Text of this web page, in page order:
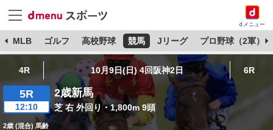
dメニュー
MLB ゴルフ 高校野球 競馬 Jリーグ プロ野球（2軍）
4R 10月9日(日) 4回阪神2日 6R
5R
12:10
2歳新馬
芝 右 外回り・1,800m 9頭
2歳 (混合) 馬齢